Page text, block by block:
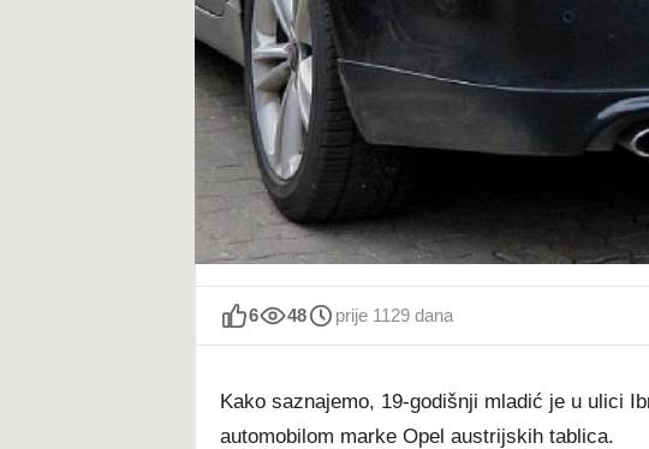
6 48 prije 1129 dana
Kako saznajemo, 19-godišnji mladić je u ulici
automobilom marke Opel austrijskih tablica.